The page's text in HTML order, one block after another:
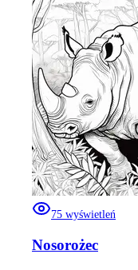
75 wyświetleń
Nosorożec